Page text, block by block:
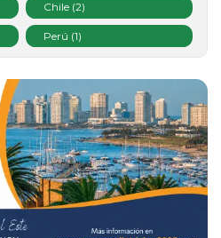
Chile (2)
Perú (1)